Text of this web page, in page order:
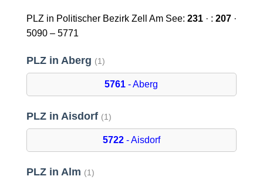
PLZ in Politischer Bezirk Zell Am See: 231· : 207·
5090 – 5771
PLZ in Aberg (1)
5761 - Aberg
PLZ in Aisdorf (1)
5722- Aisdorf
PLZ in Alm (1)